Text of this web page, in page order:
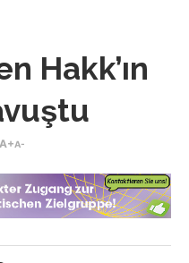
Hakk’ın
A+A-